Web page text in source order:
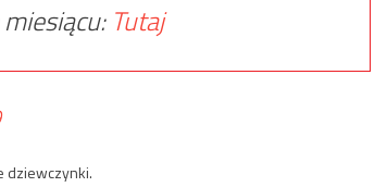
Tutaj
dziewczynki.